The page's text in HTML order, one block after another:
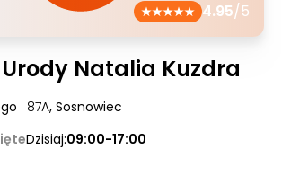
4.95/5
Natalia Kuzdra
| 87A, Sosnowiec
Dzisiaj:09:00-17:00